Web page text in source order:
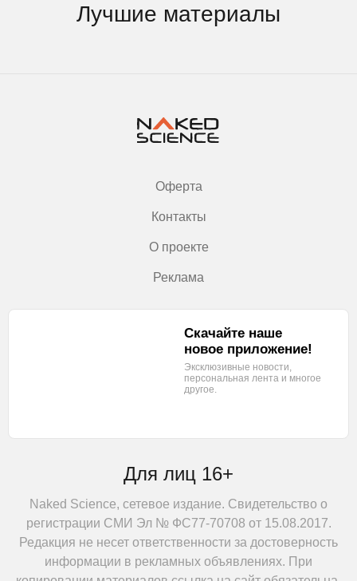
Лучшие материалы
Оферта
Контакты
О проекте
Реклама
Для лиц 16+
Naked Science, сетевое издание. Свидетельство о
регистрации СМИ Эл № ФС77-70708 от 15.08.2017.
Редакция не несет ответственности за достоверность
информации в рекламных объявлениях. При
Скачайте наше
новое приложение!
Эксклюзивные новости,
персональная лента и многое
другое.